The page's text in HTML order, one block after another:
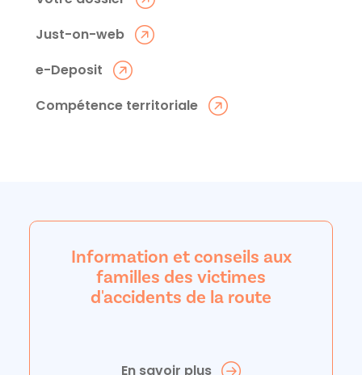
Just-on-web
e-Deposit
Compétence territoriale
Information et conseils aux
familles des victimes
d'accidents de la route
En savoir plus